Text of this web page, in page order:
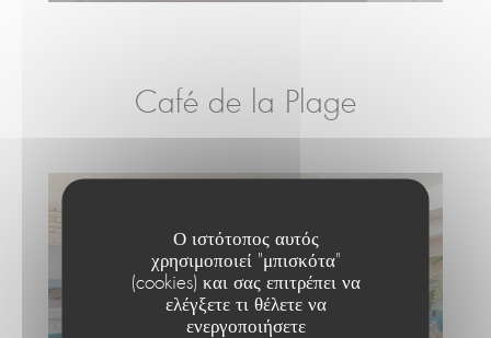
Ο ιστότοπος αυτός
χρησιμοποιεί "μπισκότα"
(cookies) και σας επιτρέπει να
ελέγξετε τι θέλετε να
ενεργοποιήσετε
Café de la Plage